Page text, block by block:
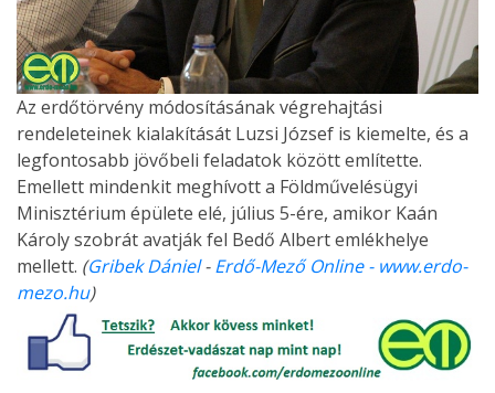
Az erdőtörvény módosításának végrehajtási
rendeleteinek kialakítását Luzsi József is kiemelte, és a
legfontosabb jövőbeli feladatok között említette.
Emellett mindenkit meghívott a Földművelésügyi
Minisztérium épülete elé, július 5-ére, amikor Kaán
Károly szobrát avatják fel Bedő Albert emlékhelye
mellett. (Gribek Dániel-Erdő-Mező Online - www.erdo-
mezo.hu)